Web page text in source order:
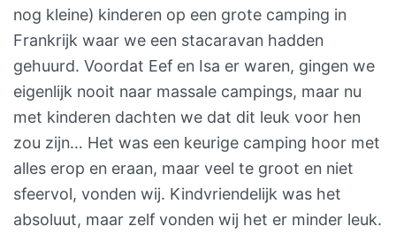
voor foto’s of een korte
wandeling. Daarna dalen jullie
af naar het sfeervolle Bovec,
aan de voet van de Julische
Alpen. Dag 11-13 – BovecIn
Bovec draait alles om buiten
zijn. Raften op het turquoise
water van de Soca-rivier
(inbegrepen), fietsen door de
nog kleine) kinderen op een grote camping in
Frankrijk waar we een stacaravan hadden
gehuurd. Voordat Eef en Isa er waren, gingen we
eigenlijk nooit naar massale campings, maar nu
met kinderen dachten we dat dit leuk voor hen
zou zijn… Het was een keurige camping hoor met
alles erop en eraan, maar veel te groot en niet
sfeervol, vonden wij. Kindvriendelijk was het
absoluut, maar zelf vonden wij het er minder leuk.